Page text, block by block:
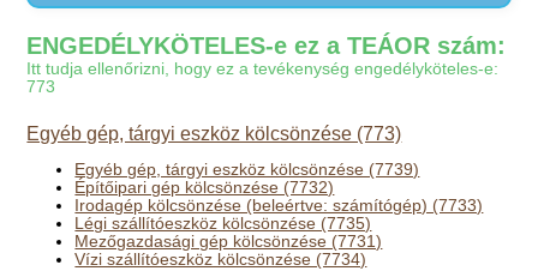
ENGEDÉLYKÖTELES-e ez a TEÁOR szám:
Itt tudja ellenőrizni, hogy ez a tevékenység engedélyköteles-e:
773
Egyéb gép, tárgyi eszköz kölcsönzése (773)
Egyéb gép, tárgyi eszköz kölcsönzése (7739)
Építőipari gép kölcsönzése (7732)
Irodagép kölcsönzése (beleértve: számítógép) (7733)
Légi szállítóeszköz kölcsönzése (7735)
Mezőgazdasági gép kölcsönzése (7731)
Vízi szállítóeszköz kölcsönzése (7734)